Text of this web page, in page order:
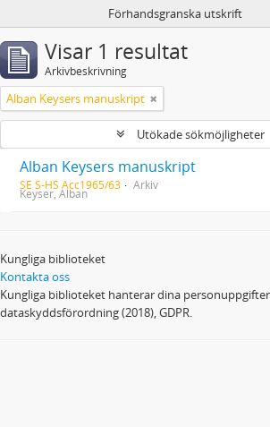
Förhandsgranska utskrift
Visar 1 resultat
Arkivbeskrivning
Alban Keysers manuskript
Utökade sökmöjligheter
Alban Keysers manuskript
SE S-HS Acc1965/63 Arkiv
Keyser, Alban
Kungliga biblioteket
Kontakta oss
Kungliga biblioteket hanterar dina
dataskyddsförordning (2018), GDPR.